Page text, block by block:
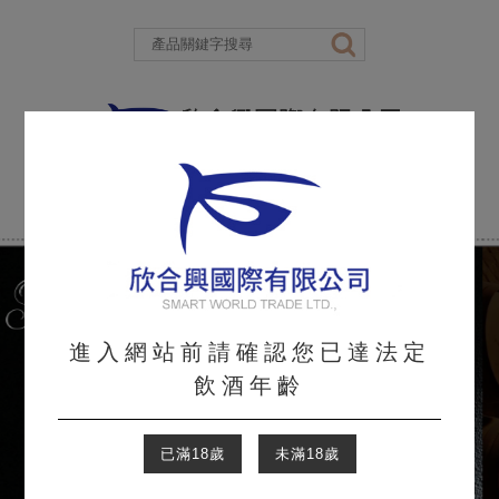
進入網站前請確認您已達法定
飲酒年齡
已滿18歲 未滿18歲